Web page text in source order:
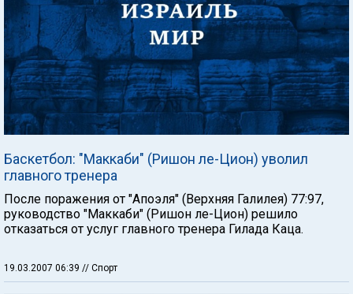
Баскетбол: "Маккаби" (Ришон ле-Цион) уволил
главного тренера
После поражения от "Апоэля" (Верхняя Галилея) 77:97,
руководство "Маккаби" (Ришон ле-Цион) решило
отказаться от услуг главного тренера Гилада Каца.
19.03.2007 06:39 // Спорт